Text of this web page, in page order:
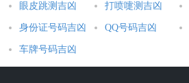
眼皮跳测吉凶 打喷嚏测吉凶
身份证号码吉凶 QQ号码吉凶
车牌号码吉凶